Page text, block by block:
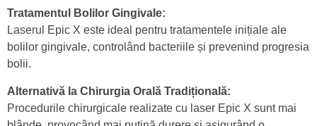
Tratamentul Bolilor Gingivale:
Laserul Epic X este ideal pentru tratamentele inițiale ale
bolilor gingivale, controlând bacteriile și prevenind progresia
bolii.
Alternativă la Chirurgia Orală Tradițională:
Procedurile chirurgicale realizate cu laser Epic X sunt mai